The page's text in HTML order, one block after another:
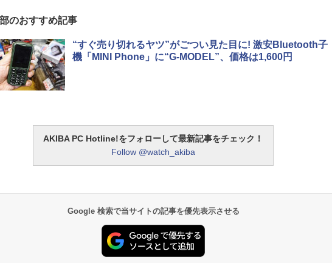
のおすすめ記事
“すぐ売り切れるヤツ”がごつい見た目に! 激安Bluetooth子
機「MINI Phone」に“G-MODEL”、価格は1,600円
AKIBA PC Hotline!をフォローして最新記事をチェック！
Follow @watch_akiba
Google 検索で当サイトの記事を優先表示させる